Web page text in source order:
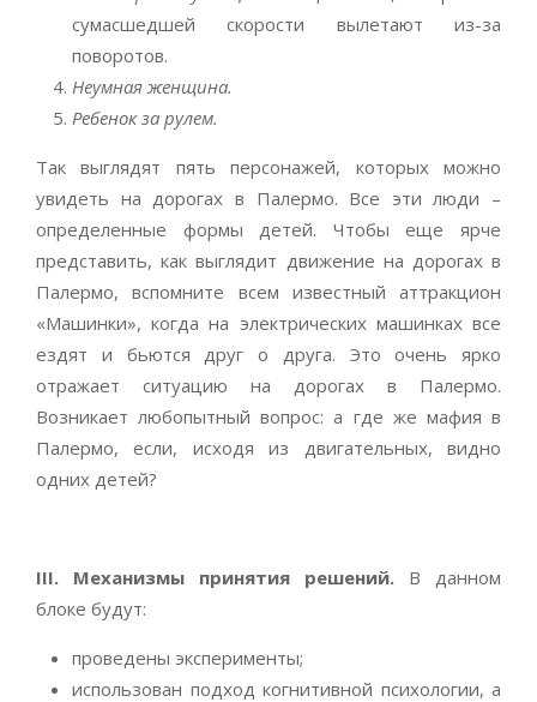
сумасшедшей скорости вылетают из-за
поворотов.
Неумная женщина.
Ребенок за рулем.
Так выглядят пять персонажей, которых можно
увидеть на дорогах в Палермо. Все эти люди –
определенные формы детей. Чтобы еще ярче
представить, как выглядит движение на дорогах в
Палермо, вспомните всем известный аттракцион
«Машинки», когда на электрических машинках все
ездят и бьются друг о друга. Это очень ярко
отражает ситуацию на дорогах в Палермо.
Возникает любопытный вопрос: а где же мафия в
Палермо, если, исходя из двигательных, видно
одних детей?
III. Механизмы принятия решений. В данном
блоке будут:
проведены эксперименты;
использован подход когнитивной психологии, а